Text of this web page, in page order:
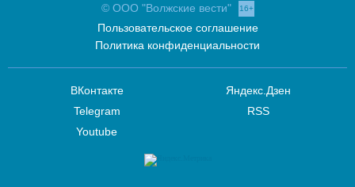
© ООО "Волжские вести" 16+
Пользовательское соглашение
Политика конфиденциальности
ВКонтакте
Telegram
Youtube
Яндекс.Дзен
RSS